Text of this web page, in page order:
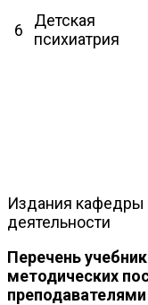
6
Детская
психиатрия
Издания кафедры
деятельности
Перечень
методических